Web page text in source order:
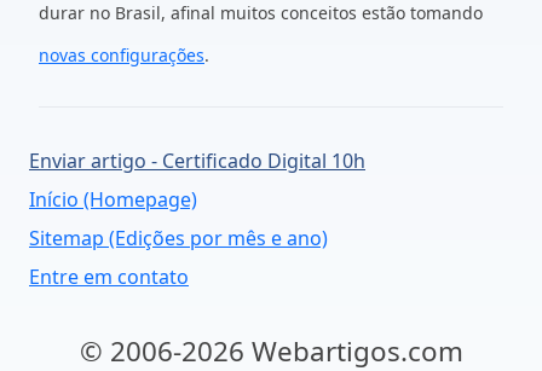
durar no Brasil, afinal muitos conceitos estão tomando
novas configurações.
Enviar artigo - Certificado Digital 10h
Início (Homepage)
Sitemap (Edições por mês e ano)
Entre em contato
© 2006-2026 Webartigos.com